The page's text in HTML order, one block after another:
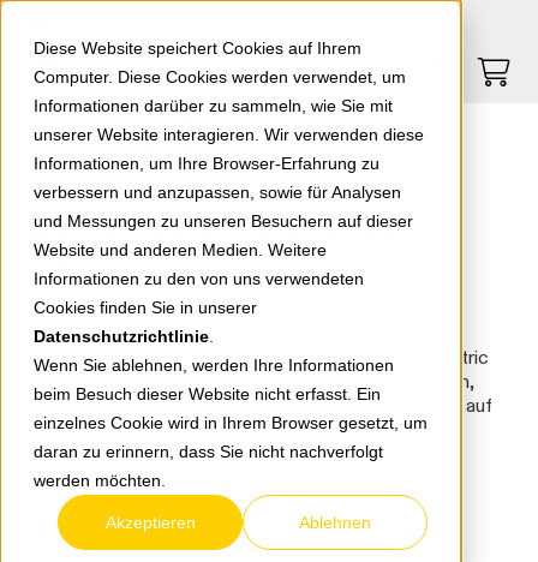
Diese Website speichert Cookies auf Ihrem
Computer. Diese Cookies werden verwendet, um
Informationen darüber zu sammeln, wie Sie mit
unserer Website interagieren. Wir verwenden diese
Informationen, um Ihre Browser-Erfahrung zu
verbessern und anzupassen, sowie für Analysen
und Messungen zu unseren Besuchern auf dieser
Website und anderen Medien. Weitere
Informationen zu den von uns verwendeten
Cookies finden Sie in unserer
Datenschutzrichtlinie
Wenn Sie ablehnen, werden Ihre Informationen
beim Besuch dieser Website nicht erfasst. Ein
einzelnes Cookie wird in Ihrem Browser gesetzt, um
daran zu erinnern, dass Sie nicht nachverfolgt
werden möchten.
Akzeptieren Ablehnen
Springe zu Hauptinhalt Springe zum Footer
0
Compliance
Vertrauliche
Meldemöglichkeiten für
interne und externe
Hinweisgeber
Wenn Mitarbeitende nicht mit dem Personal von eltric
GmbH interagieren möchten, oder wenn die Person,
die eine Meldung machen möchte, eine im Hinblick auf
eltric GmbH betriebsfremde Person ist, steht ein
vertrauliches Whistleblower-Berichtssystem zur
Verfügung. Es wird von einem von der eltric GmbH
ausgewählten unabhängigen Drittanbieter
bereitgestellt. Meldungen können jederzeit, 24
Stunden am Tag, durchgeführt werden.